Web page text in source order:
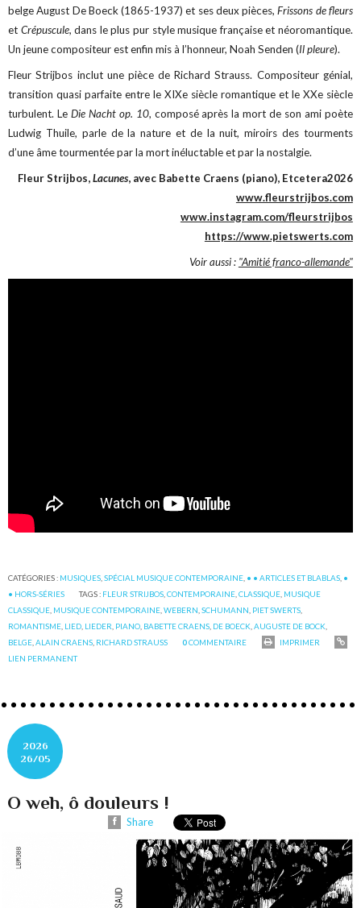
belge August De Boeck (1865-1937) et ses deux pièces,Frissons de fleurs
et Crépuscule, dans le plus pur style musique française et néoromantique.
Un jeune compositeur est enfin mis à l’honneur, Noah Senden (Il pleure).
Fleur Strijbos inclut une pièce de Richard Strauss. Compositeur génial,
transition quasi parfaite entre le XIXe siècle romantique et le XXe siècle
turbulent. Le Die Nacht op. 10, composé après la mort de son ami poète
Ludwig Thuile, parle de la nature et de la nuit, miroirs des tourments
d’une âme tourmentée par la mort inéluctable et par la nostalgie.
Fleur Strijbos,Lacunes, avec Babette Craens (piano), Etcetera2026
www.fleurstrijbos.com
www.instagram.com/fleurstrijbos
https://www.pietswerts.com
Voir aussi : "Amitié franco-allemande"
CATÉGORIES : MUSIQUES ,SPÉCIAL MUSIQUE CONTEMPORAINE • • ARTICLES ET BLABLAS •
• HORS-SÉRIES
TAGS : FLEUR STRIJBOS ,CONTEMPORAINE ,CLASSIQUE MUSIQUE
CLASSIQUE MUSIQUE CONTEMPORAINE ,WEBERN ,SCHUMANN PIET SWERTS
ROMANTISME LIED LIEDER PIANO BABETTE CRAENS DE BOECK ,AUGUSTE DE BOCK
BELGE ,ALAIN CRAENS RICHARD STRAUSS 0COMMENTAIRE
IMPRIMER
LIEN PERMANENT
2026
26/05
O weh, ô douleurs !
Share